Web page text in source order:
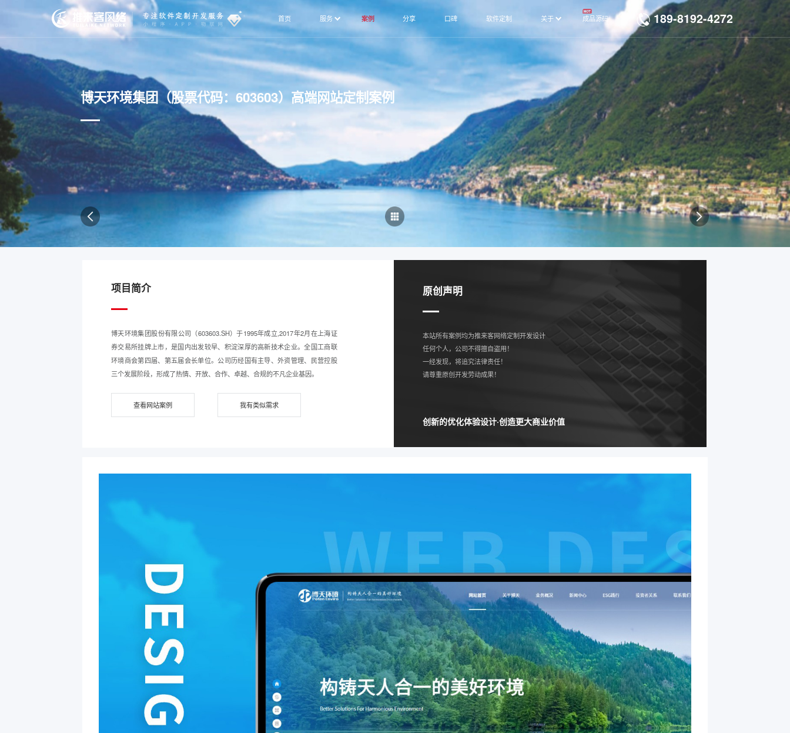
首页 服务 案例 分享 口碑 软件定制 关于 成品源码 189-8192-4272
博天环境集团（股票代码：603603）高端网站定制案例
项目简介
博天环境集团股份有限公司（603603.SH）于1995年成立,2017年2月在上海证
券交易所挂牌上市，是国内出发较早、积淀深厚的高新技术企业。全国工商联
环境商会第四届、第五届会长单位。公司历经国有主导、外资管理、民营控股
三个发展阶段，形成了热情、开放、合作、卓越、合规的不凡企业基因。
查看网站案例 我有类似需求
原创声明
本站所有案例均为推来客网络定制开发设计
任何个人，公司不得擅自盗用！
一经发现，将追究法律责任！
请尊重原创开发劳动成果！
创新的优化体验设计·创造更大商业价值